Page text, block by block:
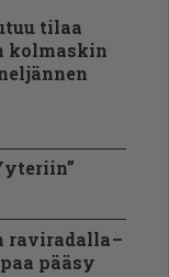
tilaa
kolmaskin
raviradalla –
pääsy